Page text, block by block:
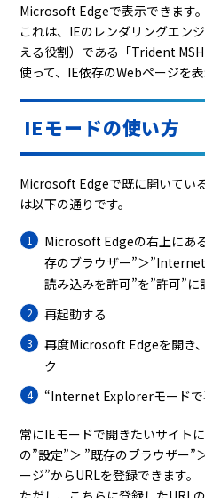
Microsoft Edgeで表示できます。
これは、 IEのレンダリングエン
える役割）である「Trident
使って、 IE依存のWebページを
IEモードの使い方
Microsoft Edgeで既に開いてい
は以下の通りです。
Microsoft Edgeの右上にあ
存のブラウザー”＞
読み込みを許可”を”許可”に
再起動する
再度Microsoft Edgeを開き
ク
“Internet Explorerモード
常にIEモードで開きたいサイトに
の”設定”＞ ”既存のブラウザー”
ージ”からURLを登録できます。